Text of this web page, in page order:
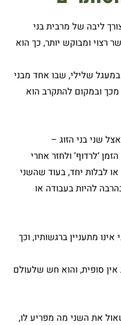
ליבה של מרבית בני
ומבוקש יותר, כך הוא
שלילי, שבו אחד מבני
מכך ובמקום להתקרב הוא
שני בני הזוג –
‘לרדוף’ ולחזר אחרי
לבלות יחד, בעוד שהשני
להיות בעבודה או
מתעניין ברגשותיו, וכך
סופית, והוא חש שלעולם
את השני מה מפריע לו,